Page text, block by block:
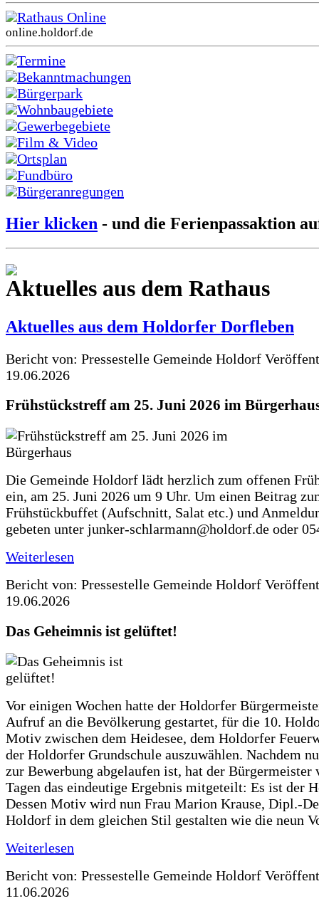
Rathaus Online
online.holdorf.de
Termine
Bekanntmachungen
Bürgerpark
Wohnbaugebiete
Gewerbegebiete
Film & Video
Ortsplan
Fundbüro
Bürgeranregungen
Hier klicken - und die Ferienpassaktion
Aktuelles aus dem Rathaus
Aktuelles aus dem Holdorfer Dorfleben
Bericht von: Pressestelle Gemeinde Holdorf
19.06.2026
Frühstückstreff am 25. Juni 2026 im
Die Gemeinde Holdorf lädt herzlich zum offenen
ein, am 25. Juni 2026 um 9 Uhr. Um einen Beitrag
Frühstückbuffet (Aufschnitt, Salat etc.) und
gebeten unter junker-schlarmann@holdorf.de oder
Weiterlesen
Bericht von: Pressestelle Gemeinde Holdorf
19.06.2026
Das Geheimnis ist gelüftet!
Vor einigen Wochen hatte der Holdorfer
Aufruf an die Bevölkerung gestartet, für die 10.
Motiv zwischen dem Heidesee, dem Holdorfer
der Holdorfer Grundschule auszuwählen. Nachdem
zur Bewerbung abgelaufen ist, hat der Bürgermeister
Tagen das eindeutige Ergebnis mitgeteilt: Es ist der
Dessen Motiv wird nun Frau Marion Krause, Dipl.-
Holdorf in dem gleichen Stil gestalten wie die neun
Weiterlesen
Bericht von: Pressestelle Gemeinde Holdorf
11.06.2026